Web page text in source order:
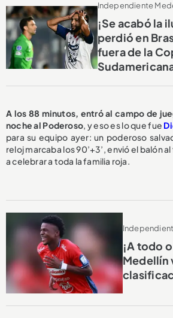
Independiente
¡Se acabó la
perdió en
fuera de la
A los 88 minutos, entró al campo de
noche al Poderoso, y eso es lo que fue
para su equipo ayer: un poderoso
reloj marcaba los 90’+3’, envió el balón
a celebrar a toda la familia roja.
¡A todo
Medellín